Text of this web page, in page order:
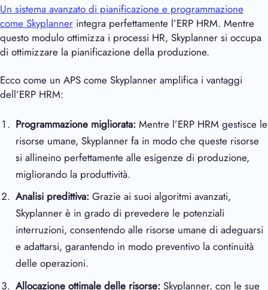
Un sistema avanzato di pianificazione e programmazione
come Skyplanner integra perfettamente l’ERP HRM. Mentre
questo modulo ottimizza i processi HR, Skyplanner si occupa
di ottimizzare la pianificazione della produzione.
Ecco come un APS come Skyplanner amplifica i vantaggi
dell’ERP HRM:
Programmazione migliorata: Mentre l’ERP HRM gestisce le
risorse umane, Skyplanner fa in modo che queste risorse
si allineino perfettamente alle esigenze di produzione,
migliorando la produttività.
Analisi predittiva: Grazie ai suoi algoritmi avanzati,
Skyplanner è in grado di prevedere le potenziali
interruzioni, consentendo alle risorse umane di adeguarsi
e adattarsi, garantendo in modo preventivo la continuità
delle operazioni.
Allocazione ottimale delle risorse: Skyplanner, con le sue